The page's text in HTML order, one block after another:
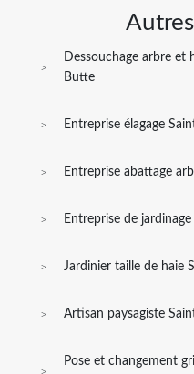
Dessouchage arbre et
Butte
Entreprise élagage
Entreprise abattage
Entreprise de
Jardinier taille de haie
Artisan paysagiste
Pose et changement